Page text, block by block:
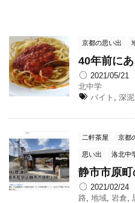
京都の思い出
40年前に
2021/05/21
北中学
バイト
,深
二軒茶屋 京都
思い出 洛北中
静市市原
2021/02/24
路 地域 岩倉